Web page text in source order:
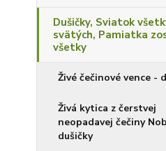
Dušičky, Sviatok
svätých, Pamiatka
všetky
Živé čečinové vence -
Živá kytica z čerstvej
neopadavej čečiny
dušičky